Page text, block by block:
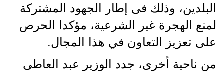
البلدين، وذلك فى إطار الجهود المشتركة
لمنع الهجرة غير الشرعية، مؤكدا الحرص
على تعزيز التعاون في هذا المجال.
من ناحية أخرى، جدد الوزير عبد العاطى